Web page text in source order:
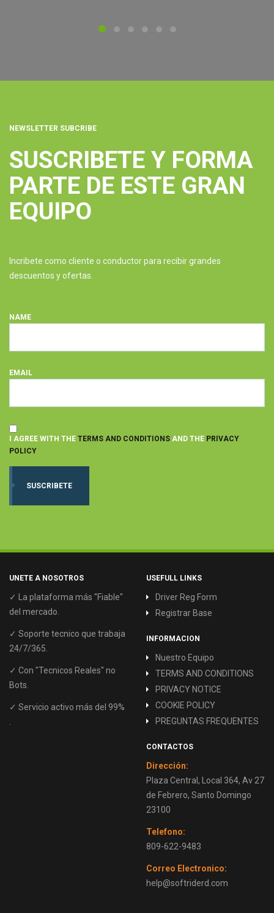
NEWSLETTER SUBCRIBE
SUSCRIBETE Y FORMA
PARTE DE ESTE GRAN
EQUIPO
Incribete como cliente o conductor para recibir grandes
descuentos y ofertas.
NAME
EMAIL
I AGREE WITH THE TERMS AND CONDITIONS AND THE PRIVACY
POLICY
UNETE A NOSOTROS
✓ La plataforma más "Fiable"
del mercado.
✓ Soporte tecnico que trabaja
24/7/365.
✓ Con "Tecnicos Reales" no
Bots.
✓ Servicio activo más del 99%
USEFULL LINKS
Driver Reg Form
Registrar Base
INFORMACION
Nuestro Equipo
TERMS AND CONDITIONS
PRIVACY NOTICE
COOKIE POLICY
PREGUNTAS FREQUENTES
CONTACTOS
Dirección:
Plaza Central, Local 364, Av 27
de Febrero, Santo Domingo
23100
Telefono:
809-622-9483
Correo Electronico:
help@softriderd.com